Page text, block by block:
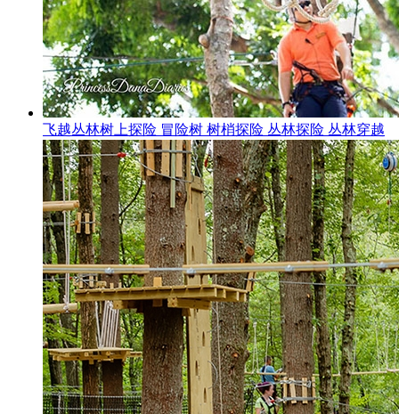
飞越丛林树上探险 冒险树 树梢探险 丛林探险 丛林穿越